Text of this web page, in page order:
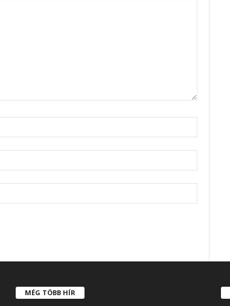
MÉG TÖBB HÍR